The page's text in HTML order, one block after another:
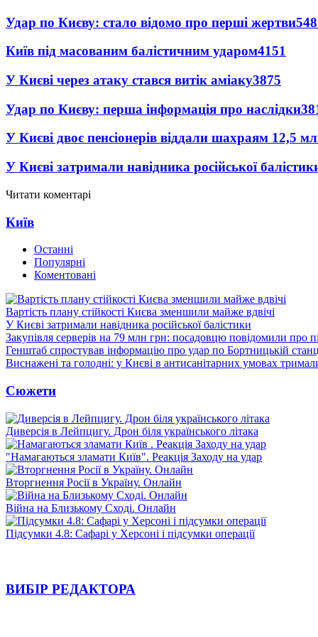
Удар по Києву: стало відомо про перші жертви
Київ під масованим балістичним ударом4151
У Києві через атаку стався витік аміаку3875
Удар по Києву: перша інформація про наслідки
У Києві двоє пенсіонерів віддали шахраям 12,5
У Києві затримали навідника російської
Читати коментарі
Київ
Останні
Популярні
Коментовані
Вартість плану стійкості Києва зменшили майже вдвічі
У Києві затримали навідника російської балістики
Закупівля серверів на 79 млн грн: посадовцю повідомили про
Генштаб спростував інформацію про удар по Бортницькій
Виснажені та голодні: у Києві в антисанітарних умовах
Сюжети
Диверсія в Лейпцигу. Дрон біля українського літака
"Намагаються зламати Київ". Реакція Заходу на удар
Вторгнення Росії в Україну. Онлайн
Війна на Близькому Сході. Онлайн
Підсумки 4.8: Сафарі у Херсоні і підсумки операції
ВИБІР РЕДАКТОРА